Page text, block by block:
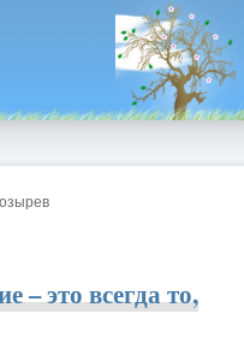
– это всегда то,